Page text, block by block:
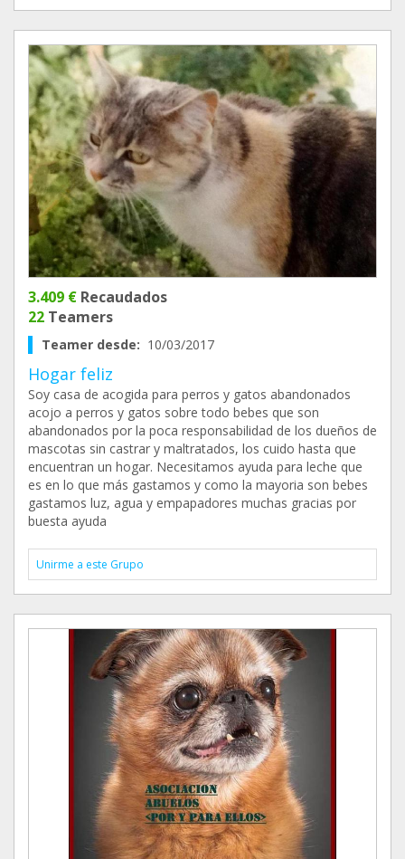
3.409 € Recaudados
22 Teamers
Teamer desde: 10/03/2017
Hogar feliz
Soy casa de acogida para perros y gatos abandonados
acojo a perros y gatos sobre todo bebes que son
abandonados por la poca responsabilidad de los dueños de
mascotas sin castrar y maltratados, los cuido hasta que
encuentran un hogar. Necesitamos ayuda para leche que
es en lo que más gastamos y como la mayoria son bebes
gastamos luz, agua y empapadores muchas gracias por
buesta ayuda
Unirme a este Grupo